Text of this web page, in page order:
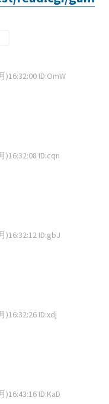
)16:32:00 ID:OmW
)16:32:08 ID:cqn
)16:32:12 ID:gbJ
)16:32:26 ID:xdj
)16:43:16 ID:KaD